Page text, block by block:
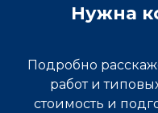
Нужна
Подробно
работ и
стоимость и